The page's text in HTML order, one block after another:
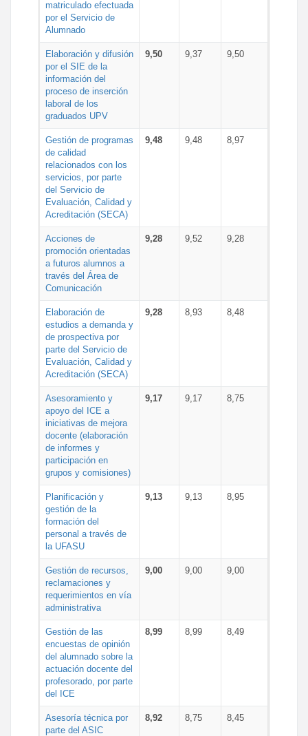
matriculado efectuada
por el Servicio de
Alumnado
Elaboración y difusión
por el SIE de la
información del
proceso de inserción
laboral de los
graduados UPV
9,50 9,37 9,50
Gestión de programas
de calidad
relacionados con los
servicios, por parte
del Servicio de
Evaluación, Calidad y
Acreditación (SECA)
9,48 9,48 8,97
Acciones de
promoción orientadas
a futuros alumnos a
través del Área de
Comunicación
9,28 9,52 9,28
Elaboración de
estudios a demanda y
de prospectiva por
parte del Servicio de
Evaluación, Calidad y
Acreditación (SECA)
9,28 8,93 8,48
Asesoramiento y
apoyo del ICE a
iniciativas de mejora
docente (elaboración
de informes y
participación en
grupos y comisiones)
9,17 9,17 8,75
Planificación y
gestión de la
formación del
personal a través de
la UFASU
9,13 9,13 8,95
Gestión de recursos,
reclamaciones y
requerimientos en vía
administrativa
9,00 9,00 9,00
Gestión de las
encuestas de opinión
del alumnado sobre la
actuación docente del
profesorado, por parte
del ICE
8,99 8,99 8,49
Asesoría técnica por
parte del ASIC
8,92 8,75 8,45